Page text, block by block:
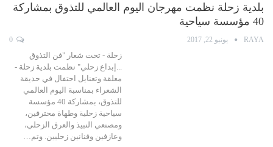
بلدية زحلة نظمت مهرجان اليوم العالمي للتذوق بمشاركة
40 مؤسسة سياحية
RAYA يونيو 22, 2017
زحلة - تحت شعار "فن التذوق
...إبداع زحلي" نظمت بلدية زحلة -
معلقة وتعنايل احتفال في حديقة
الشعراء بمناسبة اليوم العالمي
للتذوق، بمشاركة 40 مؤسسة
سياحية زحلية وطهاة محترفين،
ومصنعي النبيذ والعرق الزحلي،
وعازفين وفنانين زحليين. وتم…